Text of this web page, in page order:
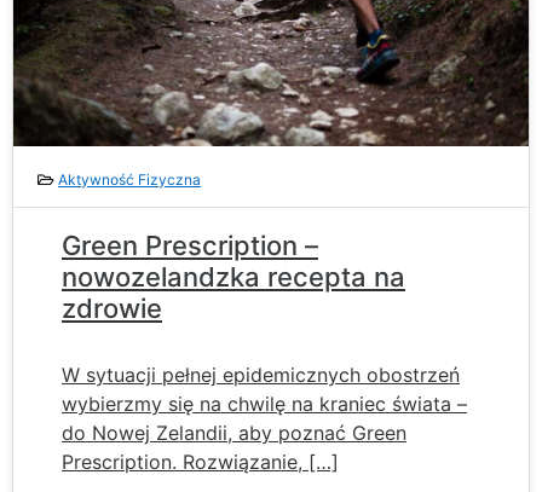
Aktywność Fizyczna
Green Prescription –
nowozelandzka recepta na
zdrowie
W sytuacji pełnej epidemicznych obostrzeń
wybierzmy się na chwilę na kraniec świata –
do Nowej Zelandii, aby poznać Green
Prescription. Rozwiązanie, […]